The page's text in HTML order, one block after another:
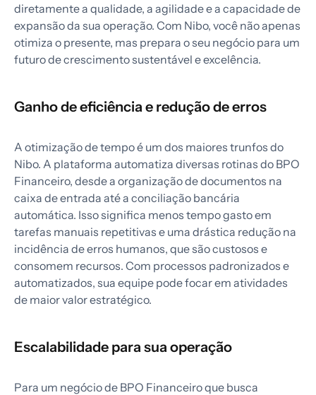
diretamente a qualidade, a agilidade e a capacidade de
expansão da sua operação. Com Nibo, você não apenas
otimiza o presente, mas prepara o seu negócio para um
futuro de crescimento sustentável e excelência.
Ganho de eficiência e redução de erros
A otimização de tempo é um dos maiores trunfos do
Nibo. A plataforma automatiza diversas rotinas do BPO
Financeiro, desde a organização de documentos na
caixa de entrada até a conciliação bancária
automática. Isso significa menos tempo gasto em
tarefas manuais repetitivas e uma drástica redução na
incidência de erros humanos, que são custosos e
consomem recursos. Com processos padronizados e
automatizados, sua equipe pode focar em atividades
de maior valor estratégico.
Escalabilidade para sua operação
Para um negócio de BPO Financeiro que busca